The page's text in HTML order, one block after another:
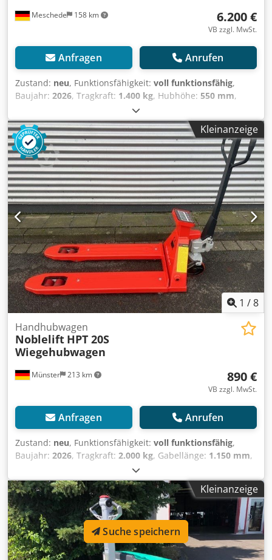
Meschede 158 km 6.200 €
VB zzgl. MwSt.
Anfragen Anrufen
Zustand: neu, Funktionsfähigkeit: voll funktionsfähig,
Baujahr: 2026, Tragkraft: 1.400 kg, Hubhöhe: 550 mm,
, Gabellänge:
Antriebsart:Elektro, Niederhubwagen Lastschwerpunkt:
600 Zustand: Neugerät Zustand Technisch: Neu Bereifung
vorne Typ: Vollgummi Bereifung vorne Zustand: Neu
Bereifung hinten Typ: Vollgummi Bereifung hinten
Zustand: Neu Batterie Typ: Lithium-Ionen Dcsdpfjzr Ab Eox
Ag Hsk Batterie Baujahr: 2026 Beschreibung: Das Fahrzeug
wird UVV - geprüft. Vor Auslieferung bekommt die
Maschine einen Service und wird gereinigt. Auf Wunsch
wird die Maschine gegen Mehrpreis lackiert.
Kleinanzeige
1 /8
Münster 213 km
Handhubwagen
Noblelift HPT 20S
Wiegehubwagen
890 €
VB zzgl. MwSt.
Anfragen Anrufen
Zustand: neu, Funktionsfähigkeit: voll funktionsfähig,
Baujahr: 2026, Tragkraft: 2.000 kg, Gabellänge: 1.150 mm,
, Antriebsart:
Handhubwagen Dedpfx Aou D Tb Ueg Hsck Gabelbreite:
182 mm Gabeldicke: 50 mm Zustand: Neugerät Zustand
Technisch: Neu Bereifung vorne Typ: Polyurethan
Bereifung hinten Typ: Polyurethan Beschreibung: -
Bedienung manuell - Tragfähigkeit: 2000 kg -
Lastschwerpunktsabstand:600mm - Lastabstand, Mitte
Antriebsachse bis Gabelzinken 50/182/1150 mm -
Kleinanzeige
Suche speichern